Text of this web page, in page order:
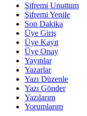
Şifremi Unuttum
Şifremi Yenile
Son Dakika
Üye Giriş
Üye Kayıt
Üye Onay
Yayınlar
Yazarlar
Yazı Düzenle
Yazı Gönder
Yazılarım
Yorumlarım